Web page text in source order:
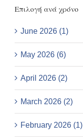
Επιλογή ανά χρόνο
June 2026 (1)
May 2026 (6)
April 2026 (2)
March 2026 (2)
February 2026 (1)